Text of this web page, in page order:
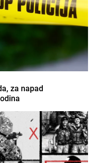
za napad